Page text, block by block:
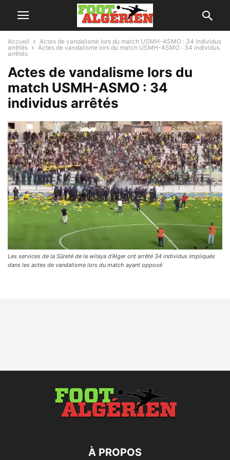
Accueil
Actes de vandalisme lors du match USMH-ASMO : 34 individus
arrêtés
Actes de vandalisme lors du match USMH-ASMO : 34 individus
arrêtés
Actes de vandalisme lors du
match USMH-ASMO : 34
individus arrêtés
Les services de la Sûreté de la wilaya d’Alger ont arrêté 34 individus impliqués
dans les actes de vandalisme lors du match ayant opposé
À PROPOS